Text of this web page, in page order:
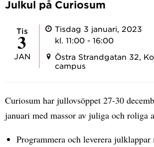
Julkul på Curiosum
tis
3
JAN
Tisdag 3 januari, 2023
kl. 11:00 - 16:00
Östra Strandgatan 32,
campus
Curiosum har jullovsöppet 27-30
januari med massor av juliga och roliga
Programmera och leverera julklappar